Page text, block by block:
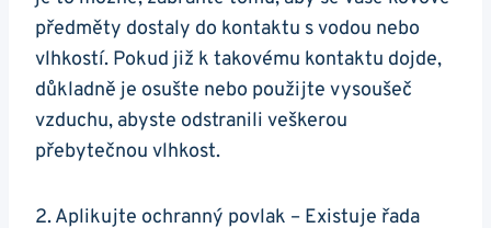
předměty dostaly do kontaktu s vodou nebo
vlhkostí. Pokud již k takovému kontaktu dojde,
důkladně je osušte nebo použijte vysoušeč
vzduchu, abyste odstranili veškerou
přebytečnou vlhkost.
2. Aplikujte ochranný povlak – Existuje řada